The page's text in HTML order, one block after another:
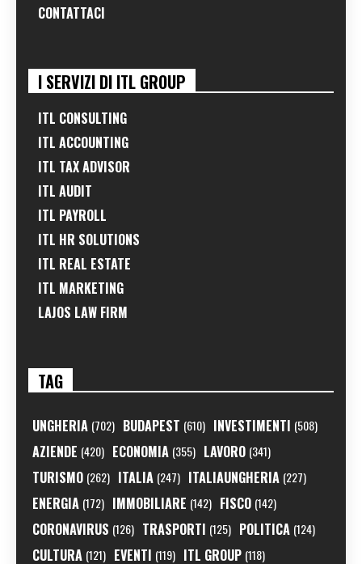
CONTATTACI
I SERVIZI DI ITL GROUP
ITL CONSULTING
ITL ACCOUNTING
ITL TAX ADVISOR
ITL AUDIT
ITL PAYROLL
ITL HR SOLUTIONS
ITL REAL ESTATE
ITL MARKETING
LAJOS LAW FIRM
TAG
UNGHERIA (702) BUDAPEST (610) INVESTIMENTI (508)
AZIENDE (420) ECONOMIA (355) LAVORO (341)
TURISMO (262) ITALIA (247) ITALIAUNGHERIA (227)
ENERGIA (172) IMMOBILIARE (142) FISCO (142)
CORONAVIRUS (126) TRASPORTI (125) POLITICA (124)
CULTURA (121) EVENTI (119) ITL GROUP (118)